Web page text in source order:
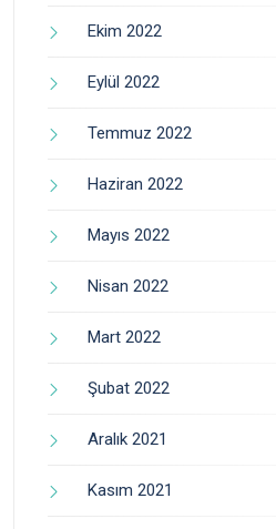
Ekim 2022
Eylül 2022
Temmuz 2022
Haziran 2022
Mayıs 2022
Nisan 2022
Mart 2022
Şubat 2022
Aralık 2021
Kasım 2021